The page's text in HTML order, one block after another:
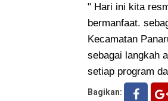
" Hari ini kita
bermanfaat.
Kecamatan
sebagai langkah
setiap program
Bagikan: